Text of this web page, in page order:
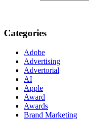
Categories
Adobe
Advertising
Advertorial
AI
Apple
Award
Awards
Brand Marketing